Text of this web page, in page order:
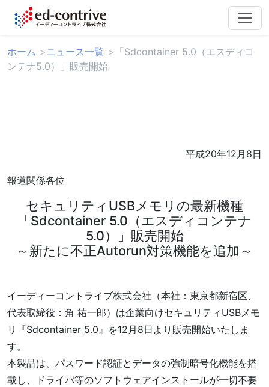
ホーム ニュース一覧
「Sdcontainer 5.0（エスディコ
ンテナ5.0）」販売開始
平成20年12月8日
報道関係各位
セキュリティUSBメモリの最新機種
「Sdcontainer 5.0（エスディコンテナ
5.0）」販売開始
～新たに不正Autorun対策機能を追加～
イーディーコントライブ株式会社（本社：東京都新宿区、
代表取締役：角 祐一郎）は企業向けセキュリティUSBメモ
リ『Sdcontainer 5.0』を12月8日より販売開始いたしま
す。
本製品は、パスワード認証とデータの強制暗号化機能を搭
載し、ドライバ等のソフトウェアインストールが一切不要